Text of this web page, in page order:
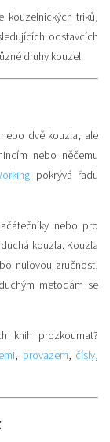
kouzelnických triků,
odstavcích
druhy kouzel.
dvě kouzla, ale
nebo něčemu
pokrývá řadu
nebo pro
kouzla. Kouzla
nulovou zručnost,
metodám se
knih prozkoumat?
, provazem, čísly,